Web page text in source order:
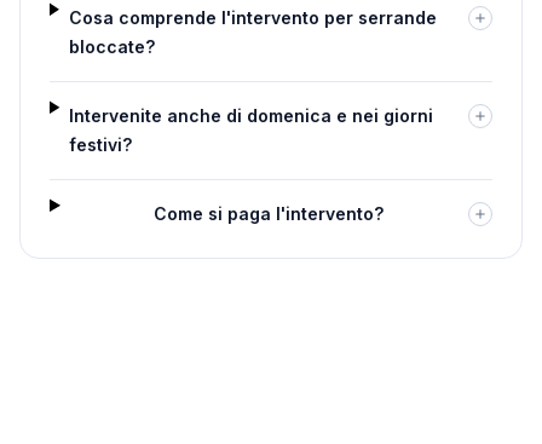
Cosa comprende l'intervento per serrande
bloccate?
Intervenite anche di domenica e nei giorni
festivi?
Come si paga l'intervento?